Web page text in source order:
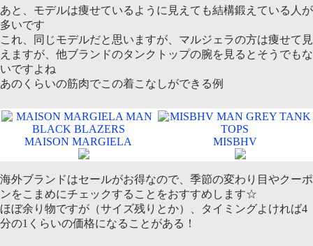
あと、モデルは痩せているように見えても結構鍛えている人が
多いです
これ、同じモデルだと思いますが、マルジェラの方は痩せて見
えますが、他ブランドのタンクトップの腕を見るとそうでもな
いですよね
あのくらいの筋肉でこの着こなしができる例
MAISON MARGIELA MISBHV
海外ブランドはセールがお得なので、季節の変わり目やクーポ
ンをこまめにチェックすることをおすすめします☆
ほぼ余り物ですが（サイズ残りとか）、タイミングよければ4
分の1くらいの価格になることがある！